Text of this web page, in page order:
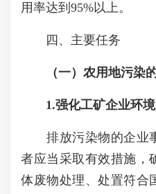
用率达到95%以上。
四、主要任务
（一）农用地污染
1.强化工矿企业环
排放污染物的企业
者应当采取有效措施，
体废物处理、处置符合